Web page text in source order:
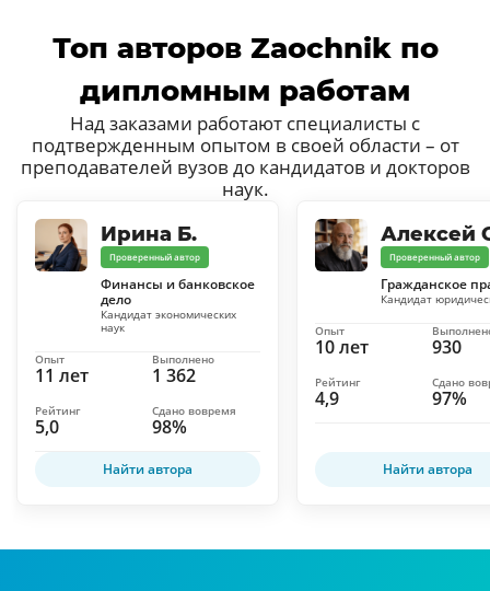
Топ авторов Zaochnik по
дипломным работам
Над заказами работают специалисты с
подтвержденным опытом в своей области – от
преподавателей вузов до кандидатов и докторов
наук.
Ирина Б.
Проверенный автор
Финансы и банковское
дело
Кандидат экономических
наук
11 лет
Опыт
1 362
Выполнено
5,0
Рейтинг
98%
Сдано вовремя
Найти автора
Алексей
Проверенный автор
Гражданское
Кандидат
10 лет
Опыт
930
4,9
Рейтинг
97%
Сдано
Найти автора